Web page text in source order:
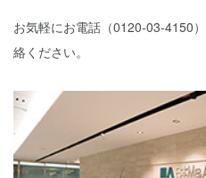
お気軽にお電話（0120-03-4150
絡ください。